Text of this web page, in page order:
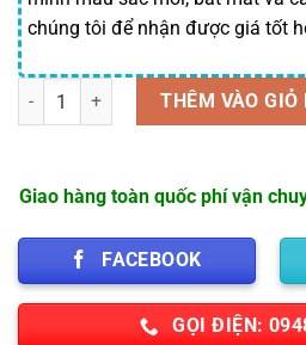
chúng tôi để nhận được giá tốt
Số lượng THÊM VÀO GIỎ
Giao hàng toàn quốc phí vận
FACEBOOK
GỌI ĐIỆN: